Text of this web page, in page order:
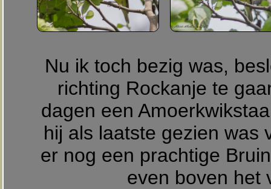
Nu ik toch bezig was,
richting Rockanje te
dagen een
hij als laatste gezien was
er nog een prachtige
even boven het